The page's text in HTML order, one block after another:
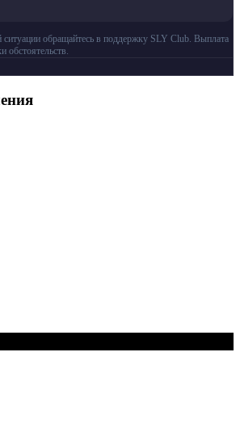
ситуации обращайтесь в поддержку SLY Club. Выплата
обстоятельств.